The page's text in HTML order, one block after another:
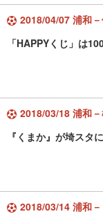
2018/04/07 浦和
「HAPPYくじ」は
2018/03/18 浦和
『くまか』が埼スタ
2018/03/14 浦和